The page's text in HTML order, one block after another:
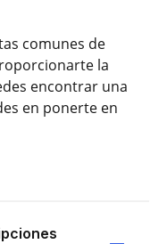
comunes de
la
encontrar una
en ponerte en